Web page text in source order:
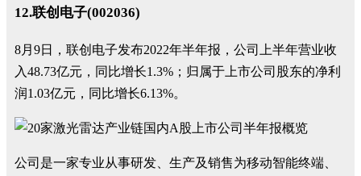
12.联创电子(002036)
8月9日，联创电子发布2022年半年报，公司上半年营业收
入48.73亿元，同比增长1.3%；归属于上市公司股东的净利
润1.03亿元，同比增长6.13%。
公司是一家专业从事研发、生产及销售为移动智能终端、